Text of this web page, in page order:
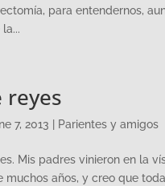
para entendernos,
reyes
7, 2013 Parientes y amigos
Mis padres vinieron en la
muchos años, y creo que